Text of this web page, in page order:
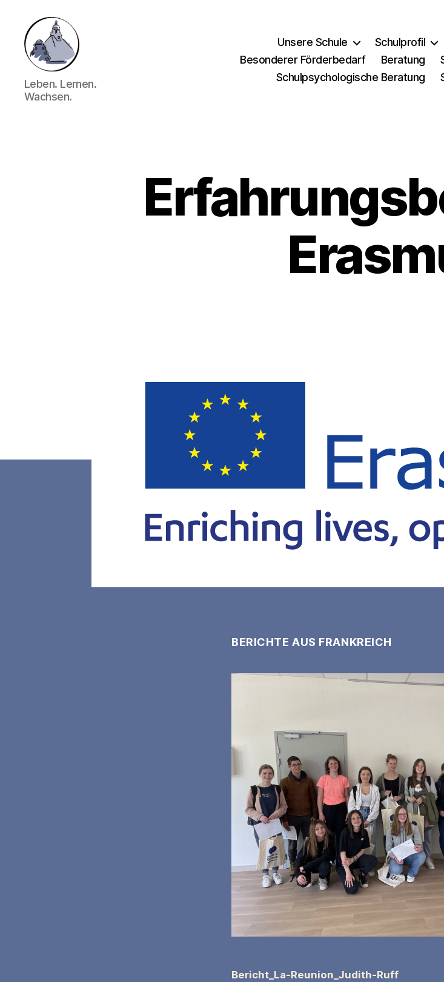
Gymnasium
Hechingen
Leben. Lernen.
Wachsen.
Unsere Schule Schulprofil
Besonderer Förderbedarf
Beratung
Schulpsychologische Beratung
BERICHTE AUS FRANKREICH
Bericht_La-Reunion_Judith-Ruff